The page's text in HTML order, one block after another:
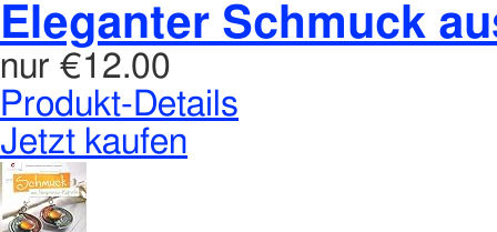
Eleganter Schmuck
nur €12.00
Produkt-Details
Jetzt kaufen